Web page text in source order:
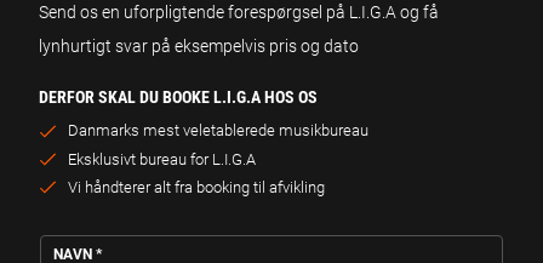
Send os en uforpligtende forespørgsel på L.I.G.A og få
lynhurtigt svar på eksempelvis pris og dato
DERFOR SKAL DU BOOKE L.I.G.A HOS OS
Danmarks mest veletablerede musikbureau
Eksklusivt bureau for L.I.G.A
Vi håndterer alt fra booking til afvikling
NAVN *